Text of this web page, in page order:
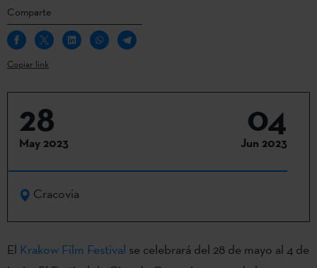
Comparte
Copiar link
28
May 2023
04
Jun 2023
Cracovia
El Krakow Film Festival se celebrará del 28 de mayo al 4 de